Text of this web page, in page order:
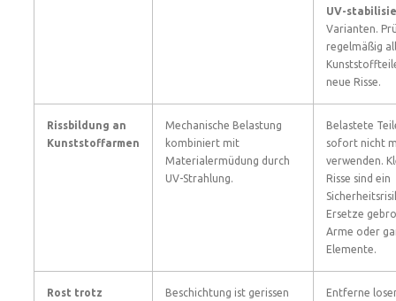
UV-
Varianten.
regelmäßig
neue Risse.
Rissbildung an
Kunststoffarmen
Mechanische Belastung
kombiniert mit
Materialermüdung durch
UV-Strahlung.
Belastete
sofort nicht
verwenden.
Risse sind ein
Ersetze
Arme oder
Elemente.
Rost trotz
Beschichtung ist gerissen
Entferne